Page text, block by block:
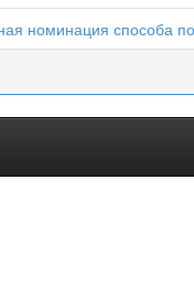
номинация способа